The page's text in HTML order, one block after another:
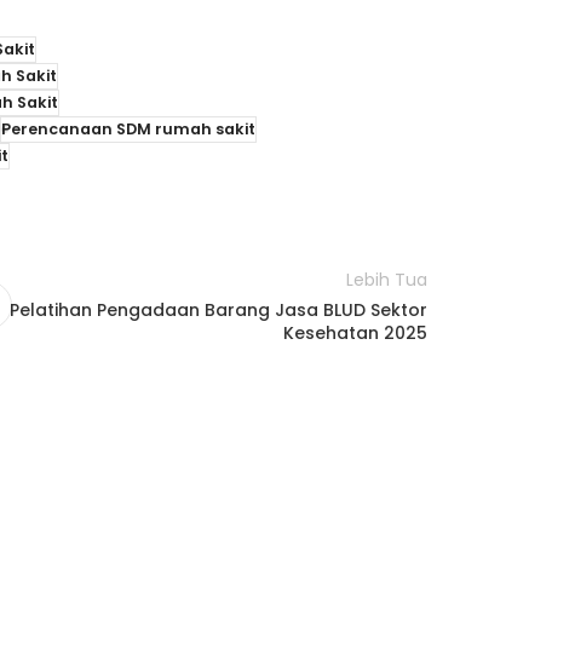
Sakit
Sakit
Perencanaan SDM rumah sakit
Lebih Tua
Pelatihan Pengadaan Barang Jasa BLUD Sektor
Kesehatan 2025